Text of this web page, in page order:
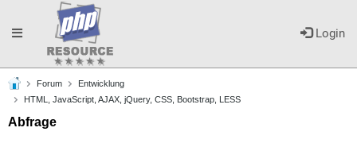
Login
Toggle
navigation
Forum
Entwicklung
HTML, JavaScript, AJAX, jQuery, CSS, Bootstrap, LESS
Abfrage